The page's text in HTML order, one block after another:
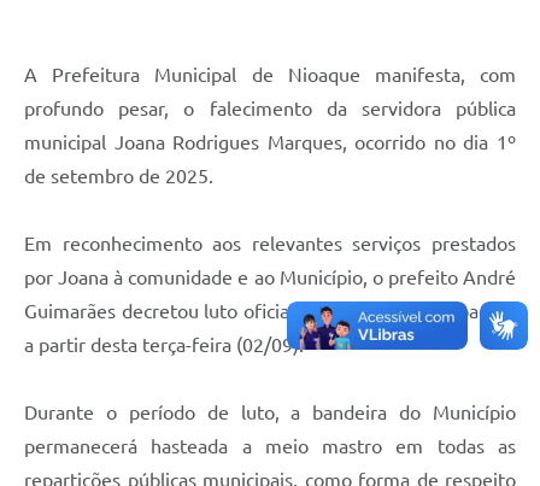
A Prefeitura Municipal de Nioaque manifesta, com
profundo pesar, o falecimento da servidora pública
municipal Joana Rodrigues Marques, ocorrido no dia 1º
de setembro de 2025.
Em reconhecimento aos relevantes serviços prestados
por Joana à comunidade e ao Município, o prefeito André
Guimarães decretou luto oficial de três dias em Nioaque,
a partir desta terça-feira (02/09).
Durante o período de luto, a bandeira do Município
permanecerá hasteada a meio mastro em todas as
repartições públicas municipais, como forma de respeito